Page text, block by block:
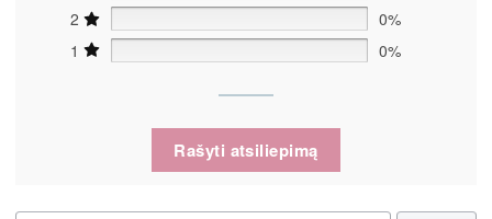
2
0%
1
0%
Rašyti atsiliepimą